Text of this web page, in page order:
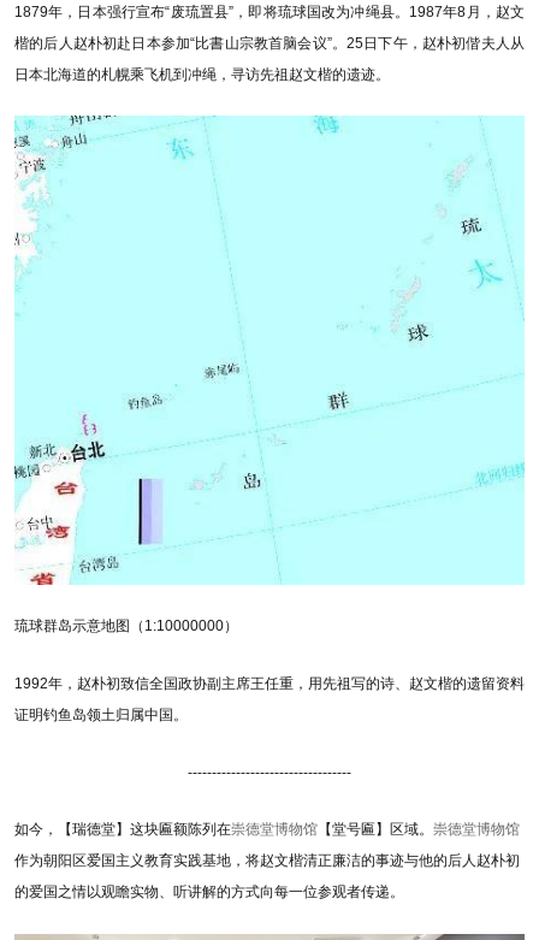
1879年，日本强行宣布“废琉置县”，即将琉球国改为冲绳县。1987年8月，赵文
楷的后人赵朴初赴日本参加“比書山宗教首脑会议”。25日下午，赵朴初偕夫人从
日本北海道的札幌乘飞机到冲绳，寻访先祖赵文楷的遗迹。
琉球群岛示意地图（1:10000000）
1992年，赵朴初致信全国政协副主席王任重，用先祖写的诗、赵文楷的遗留资料
证明钓鱼岛领土归属中国。
----------------------------------
如今，【瑞德堂】这块匾额陈列在崇德堂博物馆 【堂号匾】区域。 崇德堂博物馆
作为朝阳区爱国主义教育实践基地，将赵文楷清正廉洁的事迹与他的后人赵朴初
的爱国之情以观瞻实物、听讲解的方式向每一位参观者传递。